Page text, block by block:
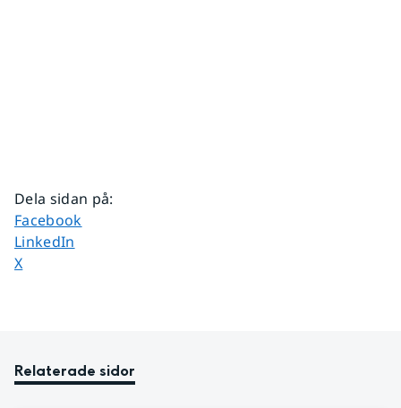
Dela sidan på:
Dela sidan på
Facebook
Dela sidan på
LinkedIn
Dela sidan på
X
Relaterade sidor